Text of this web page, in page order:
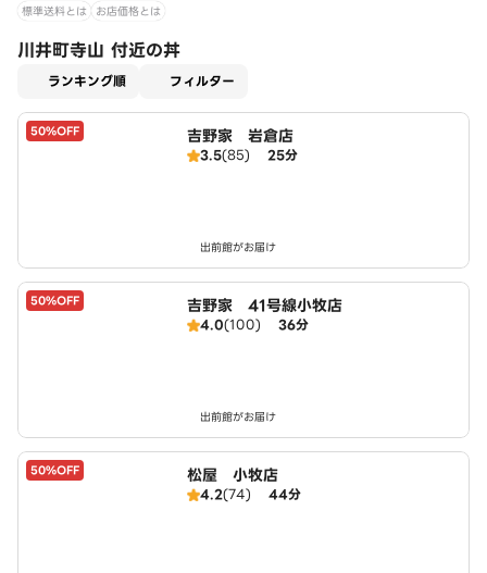
標準送料とは お店価格とは
川井町寺山 付近の丼
ランキング順 フィルター
50%OFF 吉野家 岩倉店
3.5(85) 25分
出前館がお届け
50%OFF 吉野家 41号線小牧店
4.0(100) 36分
出前館がお届け
50%OFF 松屋 小牧店
4.2(74) 44分